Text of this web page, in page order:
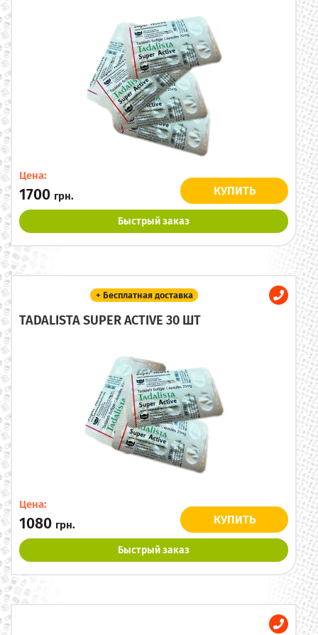
Цена:
1700 грн. КУПИТЬ
Быстрый заказ
+ Бесплатная доставка
TADALISTA SUPER ACTIVE 30 ШТ
Цена:
1080 грн. КУПИТЬ
Быстрый заказ